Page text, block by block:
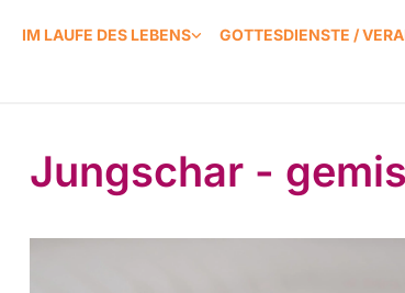
IM LAUFE DES LEBENS GOTTESDIENSTE /
Jungschar -